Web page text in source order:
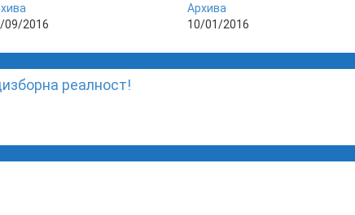
09/2016
Архива
10/01/2016
реалност!